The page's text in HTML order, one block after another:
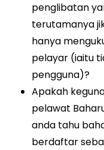
penglibatan
terutamanya
hanya
pelayar (iaitu
pengguna)?
Apakah
pelawat
anda tahu
berdaftar